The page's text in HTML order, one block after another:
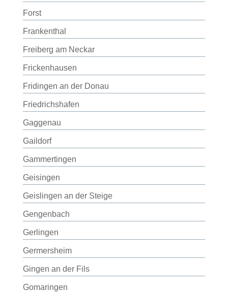
Forst
Frankenthal
Freiberg am Neckar
Frickenhausen
Fridingen an der Donau
Friedrichshafen
Gaggenau
Gaildorf
Gammertingen
Geisingen
Geislingen an der Steige
Gengenbach
Gerlingen
Germersheim
Gingen an der Fils
Gomaringen